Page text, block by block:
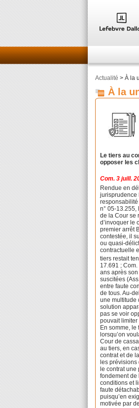
Actualité > À la
À la
Le tiers au
opposer les
Com. 3 juill.
Rendue en
jurisprudence
n° 05-13.255,
de la Cour se
d’invoquer le
premier arrêt
contestée, il
ou quasi-
contractuelle
tiers restait
17.691 ;
ans après
suscitées
entre faute
de tous. Au-
une multitude
solution
pas se voir
pouvait
En somme,
lorsqu’on
Cour de
au tiers, en
contrat et de
les
le contrat
fondement de
conditions et
faute
puisqu’en
motivée par